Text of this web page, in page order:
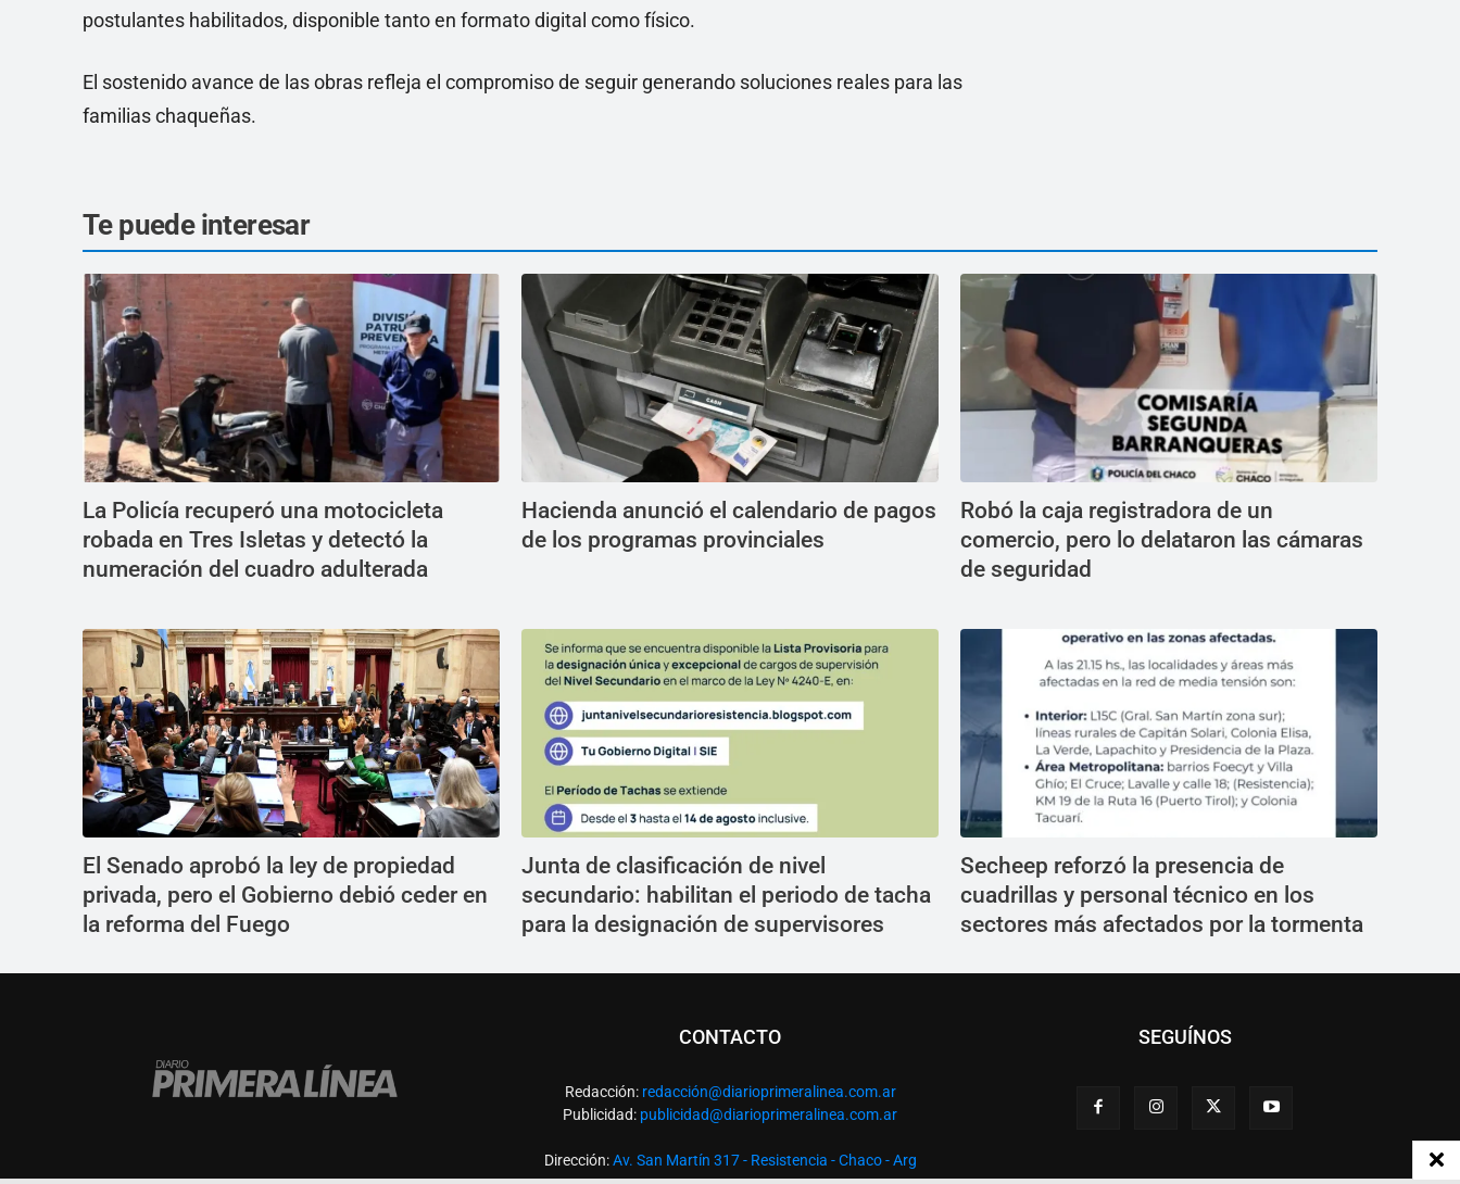
postulantes habilitados, disponible tanto en formato digital como físico.
El sostenido avance de las obras refleja el compromiso de seguir generando soluciones reales para las
familias chaqueñas.
Te puede interesar
La Policía recuperó una motocicleta
robada en Tres Isletas y detectó la
numeración del cuadro adulterada
Hacienda anunció el calendario de pagos
de los programas provinciales
Robó la caja registradora de un
comercio, pero lo delataron las cámaras
de seguridad
El Senado aprobó la ley de propiedad
privada, pero el Gobierno debió ceder en
la reforma del Fuego
Junta de clasificación de nivel
secundario: habilitan el periodo de tacha
para la designación de supervisores
Secheep reforzó la presencia de
cuadrillas y personal técnico en los
sectores más afectados por la tormenta
CONTACTO
Redacción: redacción@diarioprimeralinea.com.ar
Publicidad: publicidad@diarioprimeralinea.com.ar
Dirección:Av. San Martín 317 - Resistencia - Chaco - Arg
SEGUÍNOS